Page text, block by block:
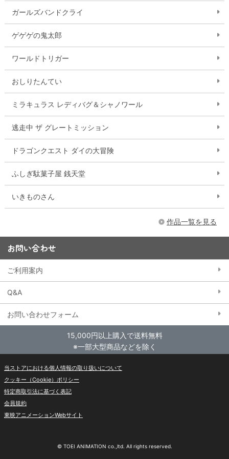
ガールズバンドクライ
ゲゲゲの鬼太郎
ワールドトリガー
おしりたんてい
ミラキュラス レディバグ＆シャノワール
逃走中 ザ グレートミッション
ドラゴンクエスト ダイの大冒険
ふしぎ駄菓子屋 銭天堂
いきものさん
作品一覧を見る
お問い合わせ
ご利用案内
Q&A
お問い合わせフォーム
15,000円以上購入で送料無料
※一部大型商品などを除く
当ストアにおける個人情報の取り扱いについて
クッキー（Cookie）ポリシー
特定商取引法に基づく表記
会員規約
東映アニメーションWebサイト
© TOEI ANIMATION co.,ltd. All rights reserved.